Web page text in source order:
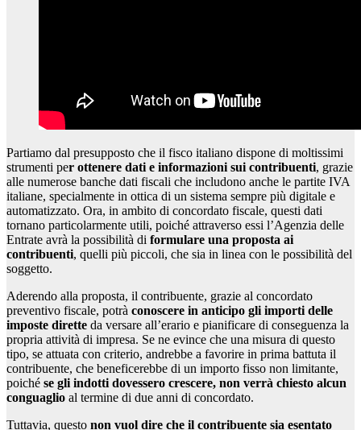
Partiamo dal presupposto che il fisco italiano dispone di moltissimi
strumenti per ottenere dati e informazioni sui contribuenti, grazie
alle numerose banche dati fiscali che includono anche le partite IVA
italiane, specialmente in ottica di un sistema sempre più digitale e
automatizzato. Ora, in ambito di concordato fiscale, questi dati
tornano particolarmente utili, poiché attraverso essi l’Agenzia delle
Entrate avrà la possibilità di formulare una proposta ai
contribuenti, quelli più piccoli, che sia in linea con le possibilità del
soggetto.
Aderendo alla proposta, il contribuente, grazie al concordato
preventivo fiscale, potrà conoscere in anticipo gli importi delle
imposte dirette da versare all’erario e pianificare di conseguenza la
propria attività di impresa. Se ne evince che una misura di questo
tipo, se attuata con criterio, andrebbe a favorire in prima battuta il
contribuente, che beneficerebbe di un importo fisso non limitante,
poiché se gli indotti dovessero crescere, non verrà chiesto alcun
conguaglio al termine di due anni di concordato.
Tuttavia, questo non vuol dire che il contribuente sia esentato